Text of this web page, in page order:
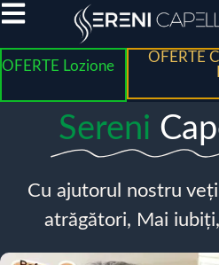
OFERTE Lozione
OFERTE
Sereni
Cu ajutorul nostru
atrăgători, Mai